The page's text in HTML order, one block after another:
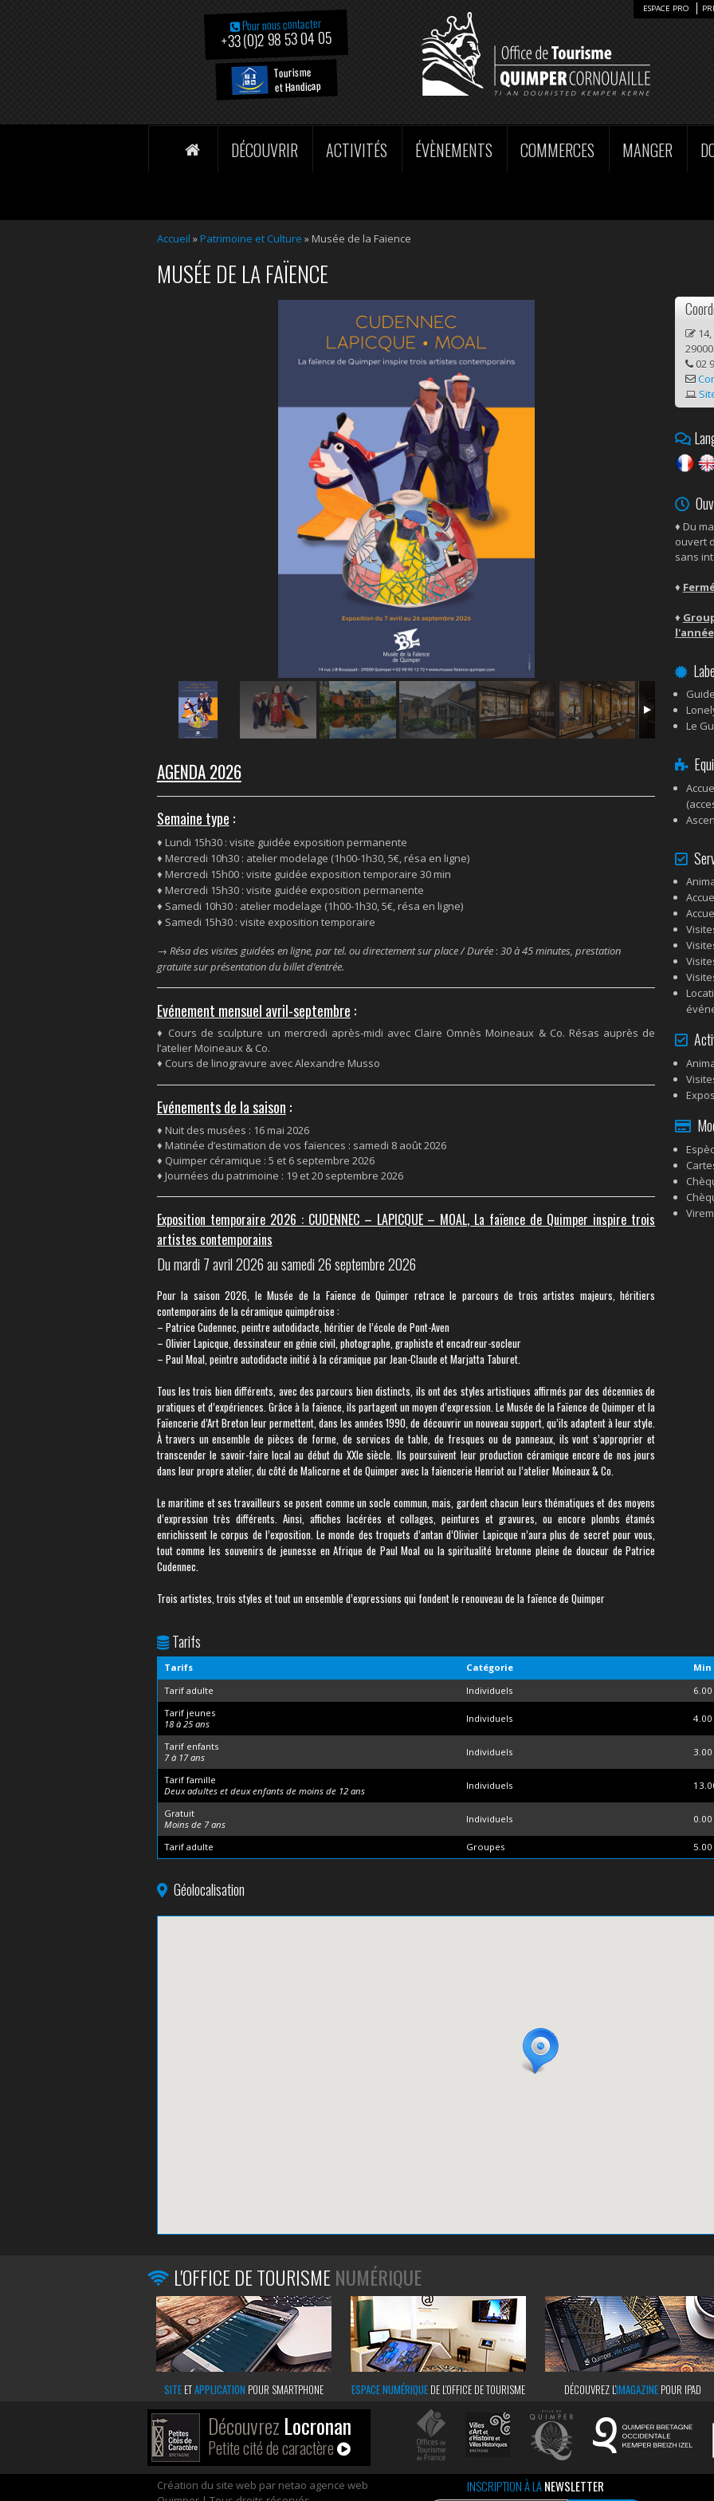
Pour nous contacter
+33 (0)2 98 53 04 05
Tourisme
et Handicap
ESPACE PRO
DÉCOUVRIR ACTIVITÉS ÉVÈNEMENTS COMMERCES MANGER
Accueil »Patrimoine et Culture » Musée de la Faïence
MUSÉE DE LA FAÏENCE
AGENDA 2026
Semaine type :
♦ Lundi 15h30 : visite guidée exposition permanente
♦ Mercredi 10h30 : atelier modelage (1h00-1h30, 5€, résa en ligne)
♦ Mercredi 15h00 : visite guidée exposition temporaire 30 min
♦ Mercredi 15h30 : visite guidée exposition permanente
♦ Samedi 10h30 : atelier modelage (1h00-1h30, 5€, résa en ligne)
♦ Samedi 15h30 : visite exposition temporaire
→ Résa des visites guidées en ligne, par tel. ou directement sur place / Durée: 30 à 45 minutes, prestation
gratuite sur présentation du billet d’entrée.
Evénement mensuel avril-septembre :
♦ Cours de sculpture un mercredi après-midi avec Claire Omnès Moineaux & Co. Résas auprès de
l’atelier Moineaux & Co.
♦ Cours de linogravure avec Alexandre Musso
Evénements de la saison :
♦ Nuit des musées : 16 mai 2026
♦ Matinée d’estimation de vos faïences : samedi 8 août 2026
♦ Quimper céramique : 5 et 6 septembre 2026
♦ Journées du patrimoine : 19 et 20 septembre 2026
Exposition temporaire 2026 : CUDENNEC – LAPICQUE – MOAL, La faïence de Quimper inspire trois
artistes contemporains
Du mardi 7 avril 2026 au samedi 26 septembre 2026
Pour la saison 2026, le Musée de la Faïence de Quimper retrace le parcours de trois artistes majeurs, héritiers
contemporains de la céramique quimpéroise :
– Patrice Cudennec, peintre autodidacte, héritier de l’école de Pont-Aven
– Olivier Lapicque, dessinateur en génie civil, photographe, graphiste et encadreur-socleur
– Paul Moal, peintre autodidacte initié à la céramique par Jean-Claude et Marjatta Taburet.
Tous les trois bien différents, avec des parcours bien distincts, ils ont des styles artistiques affirmés par des décennies de
pratiques et d’expériences. Grâce à la faïence, ils partagent un moyen d’expression. Le Musée de la Faïence de Quimper et la
Faïencerie d’Art Breton leur permettent, dans les années 1990, de découvrir un nouveau support, qu’ils adaptent à leur style.
À travers un ensemble de pièces de forme, de services de table, de fresques ou de panneaux, ils vont s’approprier et
transcender le savoir-faire local au début du XXIe siècle. Ils poursuivent leur production céramique encore de nos jours
dans leur propre atelier, du côté de Malicorne et de Quimper avec la faïencerie Henriot ou l’atelier Moineaux & Co.
Le maritime et ses travailleurs se posent comme un socle commun, mais, gardent chacun leurs thématiques et des moyens
d’expression très différents. Ainsi, affiches lacérées et collages, peintures et gravures, ou encore plombs étamés
enrichissent le corpus de l’exposition. Le monde des troquets d’antan d’Olivier Lapicque n’aura plus de secret pour vous,
tout comme les souvenirs de jeunesse en Afrique de Paul Moal ou la spiritualité bretonne pleine de douceur de Patrice
Cudennec.
Trois artistes, trois styles et tout un ensemble d’expressions qui fondent le renouveau de la faïence de Quimper
14,
02
♦ Du
ouvert
sans
♦
♦
Le
Tarifs
Tarifs Catégorie Min
Tarif adulte
Individuels
6.00
Tarif jeunes
18 à 25 ans
Individuels 4.00
Tarif enfants
7 à 17 ans
Individuels 3.00
Tarif famille
Deux adultes et deux enfants de moins de 12 ans
Individuels
Gratuit
Moins de 7 ans
Individuels 0.00
Tarif adulte Groupes 5.00
Géolocalisation
L'OFFICE DE TOURISME NUMÉRIQUE
SITE ETAPPLICATION POUR SMARTPHONE ESPACE NUMÉRIQUE DE L'OFFICE DE TOURISME DÉCOUVREZ L’IMAGAZINEPOUR IPAD
Découvrez Locronan
Petite cité de caractère
Création du site web par netao agence web
INSCRIPTION À LANEWSLETTER